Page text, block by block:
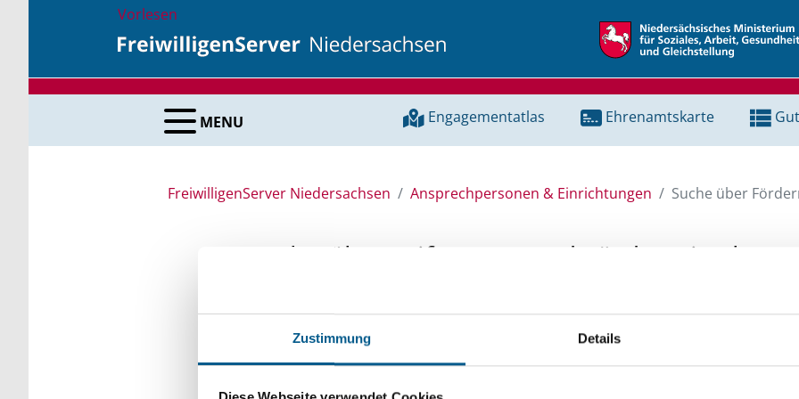
Zustimmung Details
Vorlesen
MENU Engagementatlas Ehrenamtskarte
FreiwilligenServer Niedersachsen Ansprechpersonen & Einrichtungen Suche über
Suche über Stiftungen und Fördermittel
Sie suchen finanzielle Unterstützung für ein Projekt oder ein Vorhaben? Hier
unsere Fördermitteldatenbank und Stiftungsdatenbank recherchieren. Bei der
Kleinschreibung beachten.